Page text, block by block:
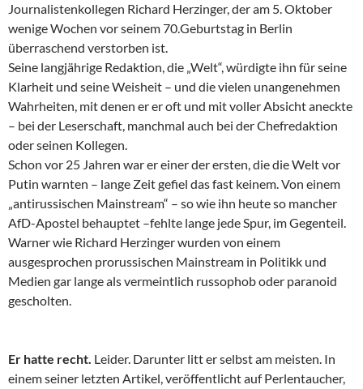
Journalistenkollegen Richard Herzinger, der am 5. Oktober
wenige Wochen vor seinem 70.Geburtstag in Berlin
überraschend verstorben ist.
Seine langjährige Redaktion, die „Welt“, würdigte ihn für seine
Klarheit und seine Weisheit – und die vielen unangenehmen
Wahrheiten, mit denen er er oft und mit voller Absicht aneckte
– bei der Leserschaft, manchmal auch bei der Chefredaktion
oder seinen Kollegen.
Schon vor 25 Jahren war er einer der ersten, die die Welt vor
Putin warnten – lange Zeit gefiel das fast keinem. Von einem
„antirussischen Mainstream“ – so wie ihn heute so mancher
AfD-Apostel behauptet –fehlte lange jede Spur, im Gegenteil.
Warner wie Richard Herzinger wurden von einem
ausgesprochen prorussischen Mainstream in Politikk und
Medien gar lange als vermeintlich russophob oder paranoid
gescholten.
Er hatte recht. Leider. Darunter litt er selbst am meisten. In
einem seiner letzten Artikel, veröffentlicht auf Perlentaucher,